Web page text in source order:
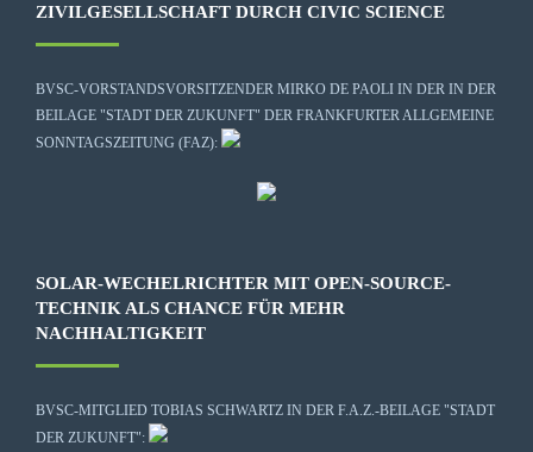
ZIVILGESELLSCHAFT DURCH CIVIC SCIENCE
BVSC-VORSTANDSVORSITZENDER MIRKO DE PAOLI IN DER IN DER
BEILAGE "STADT DER ZUKUNFT" DER FRANKFURTER ALLGEMEINE
SONNTAGSZEITUNG (FAZ):
SOLAR-WECHELRICHTER MIT OPEN-SOURCE-
TECHNIK ALS CHANCE FÜR MEHR
NACHHALTIGKEIT
BVSC-MITGLIED TOBIAS SCHWARTZ IN DER F.A.Z.-BEILAGE "STADT
DER ZUKUNFT":